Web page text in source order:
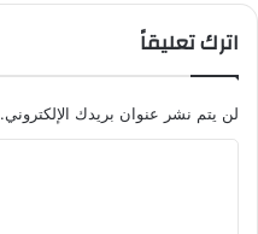
اترك تعليقاً
لن يتم نشر عنوان بريدك الإلكتروني.